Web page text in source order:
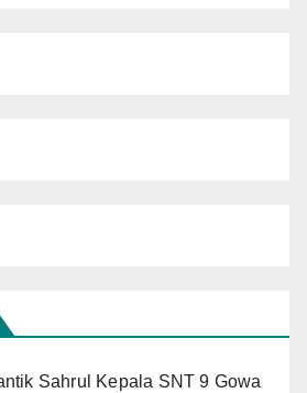
Sahrul Kepala SNT 9 Gowa